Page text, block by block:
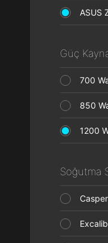
ASUS
Güç
700
850
1200
Soğutma